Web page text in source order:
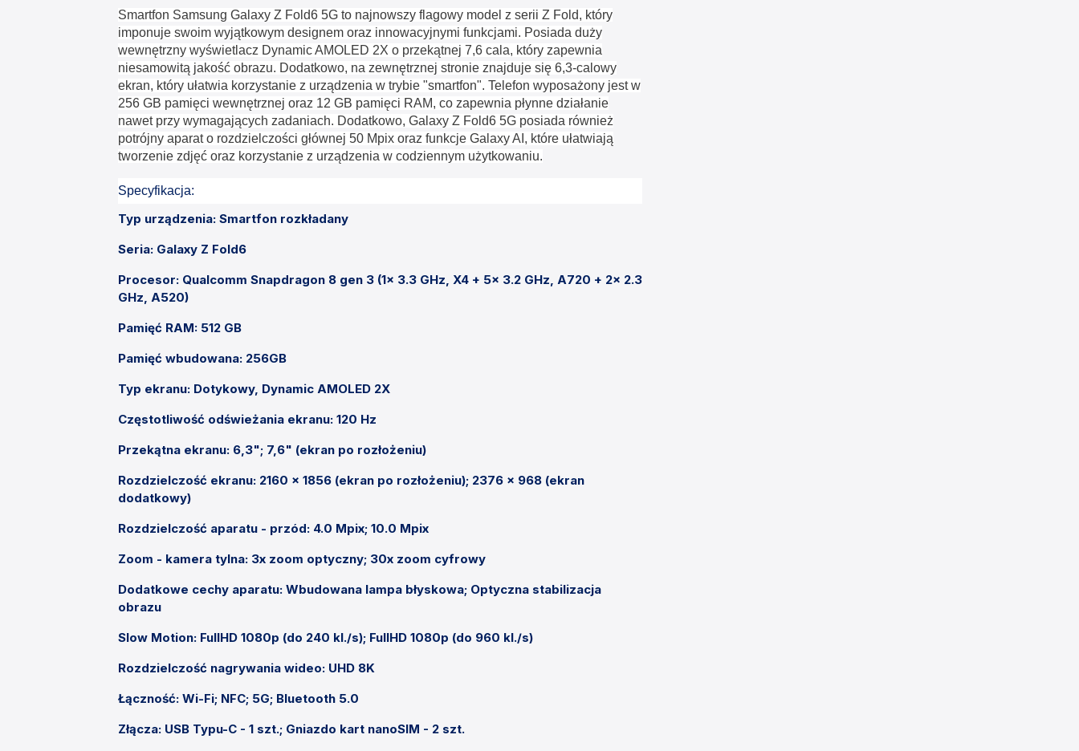
Smartfon Samsung Galaxy Z Fold6 5G to najnowszy flagowy model z serii Z Fold, który
imponuje swoim wyjątkowym designem oraz innowacyjnymi funkcjami. Posiada duży
wewnętrzny wyświetlacz Dynamic AMOLED 2X o przekątnej 7,6 cala, który zapewnia
niesamowitą jakość obrazu. Dodatkowo, na zewnętrznej stronie znajduje się 6,3-calowy
ekran, który ułatwia korzystanie z urządzenia w trybie "smartfon". Telefon wyposażony jest w
256 GB pamięci wewnętrznej oraz 12 GB pamięci RAM, co zapewnia płynne działanie
nawet przy wymagających zadaniach. Dodatkowo, Galaxy Z Fold6 5G posiada również
potrójny aparat o rozdzielczości głównej 50 Mpix oraz funkcje Galaxy AI, które ułatwiają
tworzenie zdjęć oraz korzystanie z urządzenia w codziennym użytkowaniu.
Specyfikacja:
Typ urządzenia: Smartfon rozkładany
Seria: Galaxy Z Fold6
Procesor: Qualcomm Snapdragon 8 gen 3 (1x 3.3 GHz, X4 + 5x 3.2 GHz, A720 + 2x 2.3
GHz, A520)
Pamięć RAM: 512 GB
Pamięć wbudowana: 256GB
Typ ekranu: Dotykowy, Dynamic AMOLED 2X
Częstotliwość odświeżania ekranu: 120 Hz
Przekątna ekranu: 6,3"; 7,6" (ekran po rozłożeniu)
Rozdzielczość ekranu: 2160 x 1856 (ekran po rozłożeniu); 2376 x 968 (ekran
dodatkowy)
Rozdzielczość aparatu - przód: 4.0 Mpix; 10.0 Mpix
Zoom - kamera tylna: 3x zoom optyczny; 30x zoom cyfrowy
Dodatkowe cechy aparatu: Wbudowana lampa błyskowa; Optyczna stabilizacja
obrazu
Slow Motion: FullHD 1080p (do 240 kl./s); FullHD 1080p (do 960 kl./s)
Rozdzielczość nagrywania wideo: UHD 8K
Łączność: Wi-Fi; NFC; 5G; Bluetooth 5.0
Złącza: USB Typu-C - 1 szt.; Gniazdo kart nanoSIM - 2 szt.